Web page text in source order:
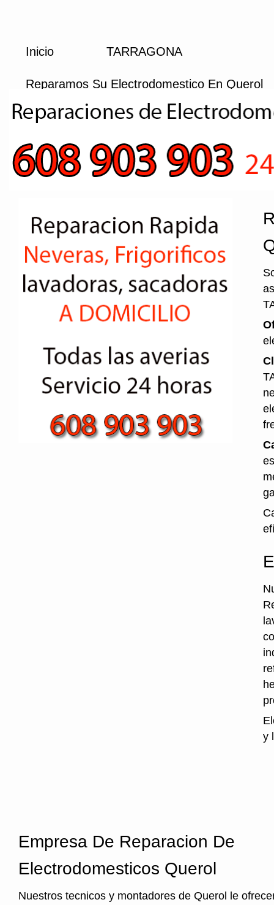
Inicio TARRAGONA
Reparamos Su Electrodomestico En Querol
y
Empresa De Reparacion De
Electrodomesticos Querol
Nuestros tecnicos y montadores de Querol le